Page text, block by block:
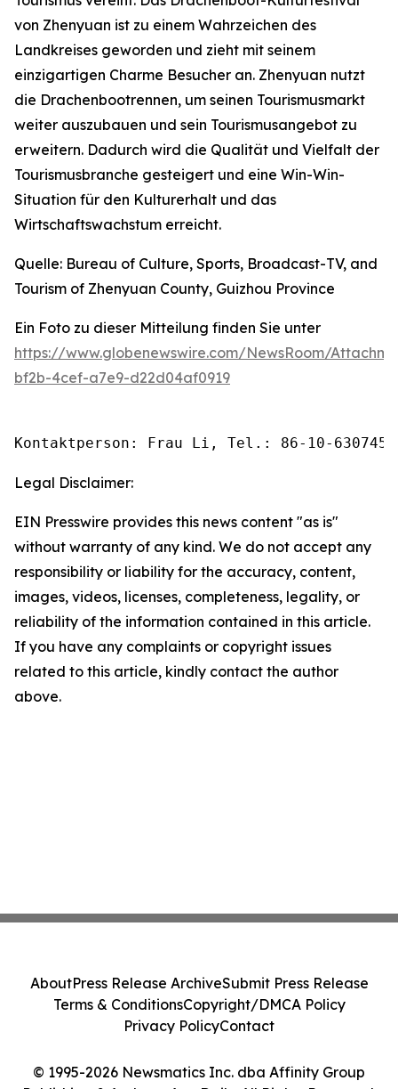
von Zhenyuan ist zu einem Wahrzeichen des
Landkreises geworden und zieht mit seinem
einzigartigen Charme Besucher an. Zhenyuan nutzt
die Drachenbootrennen, um seinen Tourismusmarkt
weiter auszubauen und sein Tourismusangebot zu
erweitern. Dadurch wird die Qualität und Vielfalt der
Tourismusbranche gesteigert und eine Win-Win-
Situation für den Kulturerhalt und das
Wirtschaftswachstum erreicht.
Quelle: Bureau of Culture, Sports, Broadcast-TV, and
Tourism of Zhenyuan County, Guizhou Province
Ein Foto zu dieser Mitteilung finden Sie unter
https://www.globenewswire.com/NewsRoom/
bf2b-4cef-a7e9-d22d04af0919
Kontaktperson: Frau Li, Tel.: 86-10-
Legal Disclaimer:
EIN Presswire provides this news content "as is"
without warranty of any kind. We do not accept any
responsibility or liability for the accuracy, content,
images, videos, licenses, completeness, legality, or
reliability of the information contained in this article.
If you have any complaints or copyright issues
related to this article, kindly contact the author
above.
© 1995-2026 Newsmatics Inc. dba Affinity Group
AboutPress Release ArchiveSubmit Press Release
Terms & ConditionsCopyright/DMCA Policy
Privacy PolicyContact